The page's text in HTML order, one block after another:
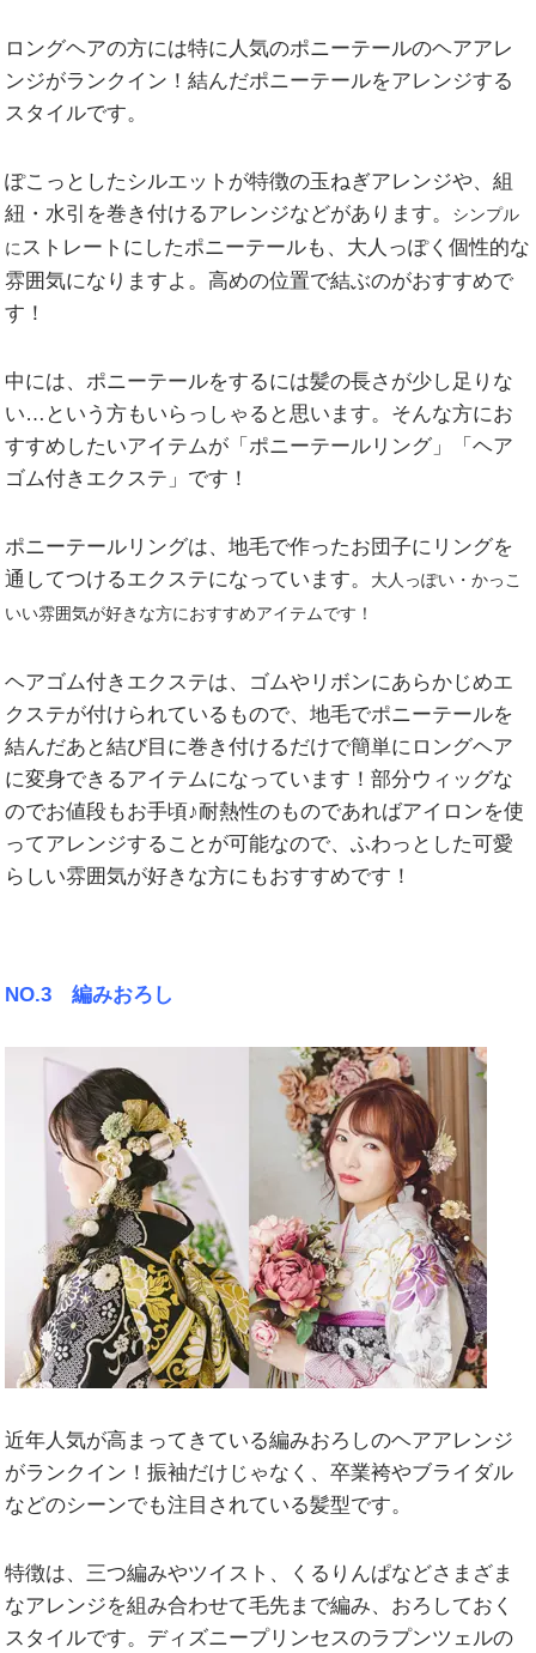
ロングヘアの方には特に人気のポニーテールのヘアアレ
ンジがランクイン！結んだポニーテールをアレンジする
スタイルです。
ぽこっとしたシルエットが特徴の玉ねぎアレンジや、組
紐・水引を巻き付けるアレンジなどがあります。
シンプル
にストレートにしたポニーテールも、大人っぽく個性的な
雰囲気になりますよ。高めの位置で結ぶのがおすすめで
す！
中には、ポニーテールをするには髪の長さが少し足りな
い…という方もいらっしゃると思います。そんな方にお
すすめしたいアイテムが「ポニーテールリング」「ヘア
ゴム付きエクステ」です！
ポニーテールリングは、地毛で作ったお団子にリングを
通してつけるエクステになっています。
大人っぽい・かっこ
いい雰囲気が好きな方におすすめアイテムです！
ヘアゴム付きエクステは、ゴムやリボンにあらかじめエ
クステが付けられているもので、地毛でポニーテールを
結んだあと結び目に巻き付けるだけで簡単にロングヘア
に変身できるアイテムになっています！部分ウィッグな
のでお値段もお手頃♪耐熱性のものであればアイロンを使
ってアレンジすることが可能なので、ふわっとした可愛
らしい雰囲気が好きな方にもおすすめです！
NO.3 編みおろし
近年人気が高まってきている編みおろしのヘアアレンジ
がランクイン！振袖だけじゃなく、卒業袴やブライダル
などのシーンでも注目されている髪型です。
特徴は、三つ編みやツイスト、くるりんぱなどさまざま
なアレンジを組み合わせて毛先まで編み、おろしておく
スタイルです。ディズニープリンセスのラプンツェルの